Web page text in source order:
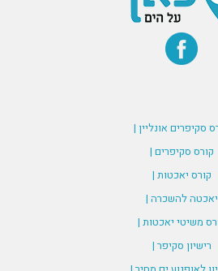
סקיפרים אונליין |
קורס סקיפרים |
קורס יאכטות |
יאכטה להשכרה |
משיטי יאכטות |
רישיון סקיפר |